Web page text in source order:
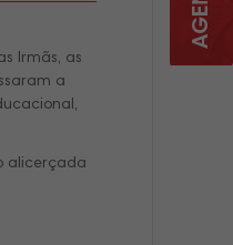
Irmãs, as
a
alicerçada